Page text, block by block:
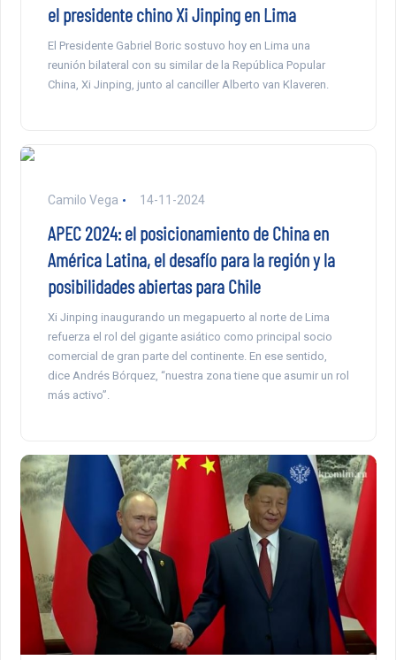
el presidente chino Xi Jinping en Lima
El Presidente Gabriel Boric sostuvo hoy en Lima una
reunión bilateral con su similar de la República Popular
China, Xi Jinping, junto al canciller Alberto van Klaveren.
Camilo Vega 14-11-2024
APEC 2024: el posicionamiento de China en
América Latina, el desafío para la región y la
posibilidades abiertas para Chile
Xi Jinping inaugurando un megapuerto al norte de Lima
refuerza el rol del gigante asiático como principal socio
comercial de gran parte del continente. En ese sentido,
dice Andrés Bórquez, “nuestra zona tiene que asumir un rol
más activo”.